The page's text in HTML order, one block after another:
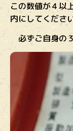
この数値が４以
内にしてください
必ずご自身の